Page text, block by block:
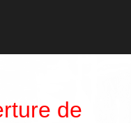
de